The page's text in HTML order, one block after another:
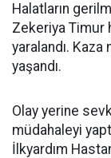
Halatların
Zekeriya Timur
yaralandı.
yaşandı.
Olay yerine
müdahaleyi
İlkyardım